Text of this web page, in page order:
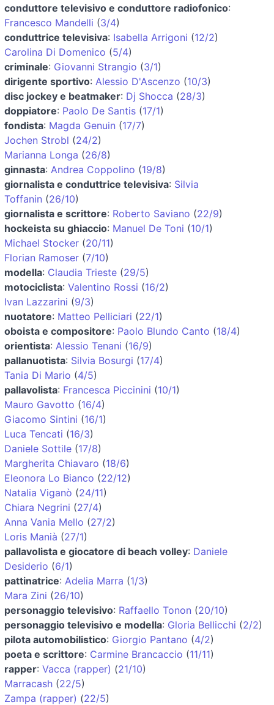
conduttore televisivo e conduttore radiofonico:
Francesco Mandelli (3/4)
conduttrice televisiva: Isabella Arrigoni (12/2)
Carolina Di Domenico (5/4)
criminale: Giovanni Strangio (3/1)
dirigente sportivo: Alessio D'Ascenzo (10/3)
disc jockey e beatmaker: Dj Shocca (28/3)
doppiatore: Paolo De Santis (17/1)
fondista: Magda Genuin (17/7)
Jochen Strobl (24/2)
Marianna Longa (26/8)
ginnasta: Andrea Coppolino (19/8)
giornalista e conduttrice televisiva: Silvia
Toffanin (26/10)
giornalista e scrittore: Roberto Saviano (22/9)
hockeista su ghiaccio: Manuel De Toni (10/1)
Michael Stocker (20/11)
Florian Ramoser (7/10)
modella: Claudia Trieste (29/5)
motociclista: Valentino Rossi (16/2)
Ivan Lazzarini (9/3)
nuotatore: Matteo Pelliciari (22/1)
oboista e compositore: Paolo Blundo Canto (18/4)
orientista: Alessio Tenani (16/9)
pallanuotista: Silvia Bosurgi (17/4)
Tania Di Mario (4/5)
pallavolista: Francesca Piccinini (10/1)
Mauro Gavotto (16/4)
Giacomo Sintini (16/1)
Luca Tencati (16/3)
Daniele Sottile (17/8)
Margherita Chiavaro (18/6)
Eleonora Lo Bianco (22/12)
Natalia Viganò (24/11)
Chiara Negrini (27/4)
Anna Vania Mello (27/2)
Loris Manià (27/1)
pallavolista e giocatore di beach volley: Daniele
Desiderio (6/1)
pattinatrice: Adelia Marra (1/3)
Mara Zini (26/10)
personaggio televisivo: Raffaello Tonon (20/10)
personaggio televisivo e modella: Gloria Bellicchi (2/2)
pilota automobilistico: Giorgio Pantano (4/2)
poeta e scrittore: Carmine Brancaccio (11/11)
rapper: Vacca (rapper) (21/10)
Marracash (22/5)
Zampa (rapper) (22/5)